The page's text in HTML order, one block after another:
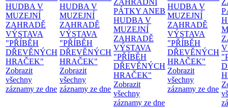
HUDBA V
MUZEJNÍ
ZAHRADĚ
VÝSTAVA
"PŘÍBĚH
DŘEVĚNÝCH
HRAČEK"
Zobrazit
všechny
záznamy ze dne
HUDBA V
MUZEJNÍ
ZAHRADĚ
VÝSTAVA
"PŘÍBĚH
DŘEVĚNÝCH
HRAČEK"
Zobrazit
všechny
záznamy ze dne
ZAHRADNÍ
PÁTKY ANEB
HUDBA V
MUZEJNÍ
ZAHRADĚ
VÝSTAVA
"PŘÍBĚH
DŘEVĚNÝCH
HRAČEK"
Zobrazit
všechny
záznamy ze dne
HUDBA V
MUZEJNÍ
ZAHRADĚ
VÝSTAVA
"PŘÍBĚH
DŘEVĚNÝCH
HRAČEK"
Zobrazit
všechny
záznamy ze dne